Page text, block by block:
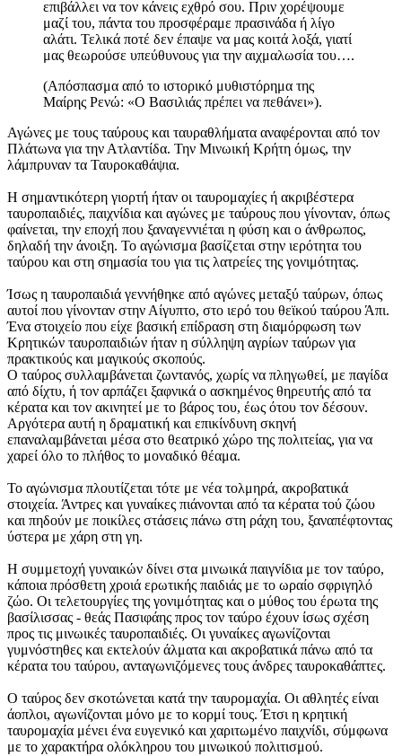
επιβάλλει να τον κάνεις εχθρό σου. Πριν χορέψουμε
μαζί του, πάντα του προσφέραμε πρασινάδα ή λίγο
αλάτι. Τελικά ποτέ δεν έπαψε να μας κοιτά λοξά, γιατί
μας θεωρούσε υπεύθυνους για την αιχμαλωσία του….
(Απόσπασμα από το ιστορικό μυθιστόρημα της
Μαίρης Ρενώ: «Ο Βασιλιάς πρέπει να πεθάνει»).
Αγώνες με τους ταύρους και ταυραθλήματα αναφέρονται από τον
Πλάτωνα για την Ατλαντίδα. Την Μινωική Κρήτη όμως, την
λάμπρυναν τα Ταυροκαθάψια.
Η σημαντικότερη γιορτή ήταν οι ταυρομαχίες ή ακριβέστερα
ταυροπαιδιές, παιχνίδια και αγώνες με ταύρους που γίνονταν, όπως
φαίνεται, την εποχή που ξαναγεννιέται η φύση και ο άνθρωπος,
δηλαδή την άνοιξη. Το αγώνισμα βασίζεται στην ιερότητα του
ταύρου και στη σημασία του για τις λατρείες της γονιμότητας.
Ίσως η ταυροπαιδιά γεννήθηκε από αγώνες μεταξύ ταύρων, όπως
αυτοί που γίνονταν στην Αίγυπτο, στο ιερό του θεϊκού ταύρου Άπι.
Ένα στοιχείο που είχε βασική επίδραση στη διαμόρφωση των
Κρητικών ταυροπαιδιών ήταν η σύλληψη αγρίων ταύρων για
πρακτικούς και μαγικούς σκοπούς.
Ο ταύρος συλλαμβάνεται ζωντανός, χωρίς να πληγωθεί, με παγίδα
από δίχτυ, ή τον αρπάζει ξαφνικά ο ασκημένος θηρευτής από τα
κέρατα και τον ακινητεί με το βάρος του, έως ότου τον δέσουν.
Αργότερα αυτή η δραματική και επικίνδυνη σκηνή
επαναλαμβάνεται μέσα στο θεατρικό χώρο της πολιτείας, για να
χαρεί όλο το πλήθος το μοναδικό θέαμα.
Το αγώνισμα πλουτίζεται τότε με νέα τολμηρά, ακροβατικά
στοιχεία. Άντρες και γυναίκες πιάνονται από τα κέρατα τού ζώου
και πηδούν με ποικίλες στάσεις πάνω στη ράχη του, ξαναπέφτοντας
ύστερα με χάρη στη γη.
Η συμμετοχή γυναικών δίνει στα μινωικά παιγνίδια με τον ταύρο,
κάποια πρόσθετη χροιά ερωτικής παιδιάς με το ωραίο σφριγηλό
ζώο. Οι τελετουργίες της γονιμότητας και ο μύθος του έρωτα της
βασίλισσας - θεάς Πασιφάης προς τον ταύρο έχουν ίσως σχέση
προς τις μινωικές ταυροπαιδιές. Οι γυναίκες αγωνίζονται
γυμνόστηθες και εκτελούν άλματα και ακροβατικά πάνω από τα
κέρατα του ταύρου, ανταγωνιζόμενες τους άνδρες ταυροκαθάπτες.
Ο ταύρος δεν σκοτώνεται κατά την ταυρομαχία. Οι αθλητές είναι
άοπλοι, αγωνίζονται μόνο με το κορμί τους. Έτσι η κρητική
ταυρομαχία μένει ένα ευγενικό και χαριτωμένο παιχνίδι, σύμφωνα
με το χαρακτήρα ολόκληρου του μινωικού πολιτισμού.